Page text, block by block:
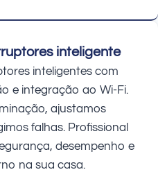
inteligente
inteligentes com
e integração ao Wi-Fi.
ajustamos
falhas. Profissional
desempenho e
na sua casa.